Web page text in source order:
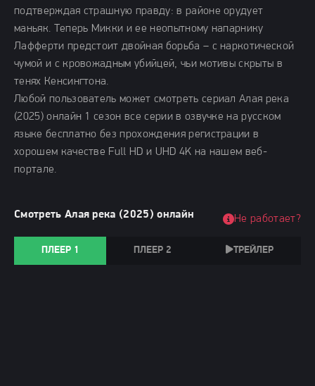
подтверждая страшную правду: в районе орудует
маньяк. Теперь Микки и ее неопытному напарнику
Лафферти предстоит двойная борьба – с наркотической
чумой и с кровожадным убийцей, чьи мотивы скрыты в
тенях Кенсингтона.
Любой пользователь может смотреть сериал Алая река
(2025) онлайн 1 сезон все серии в озвучке на русском
языке бесплатно без прохождения регистрации в
хорошем качестве Full HD и UHD 4K на нашем веб-
портале.
Смотреть Алая река (2025) онлайн
ПЛЕЕР 1 ПЛЕЕР 2 ТРЕЙЛЕР
Не работает?